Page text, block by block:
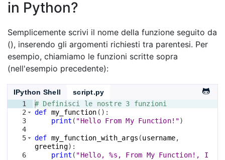
in Python?
Semplicemente scrivi il nome della funzione seguito da
(), inserendo gli argomenti richiesti tra parentesi. Per
esempio, chiamiamo le funzioni scritte sopra
(nell'esempio precedente):
IPython Shell
script.py
1
2
3
4
5
6
# Definisci le nostre 3 funzioni
def my_function ( ) :
print ( "Hello From My Function!")
def my_function_with_args (username,
greeting) :
print ( "Hello, %s, From My Function!, I